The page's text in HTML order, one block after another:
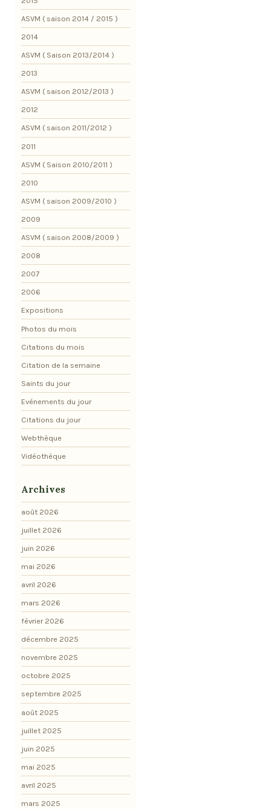
ASVM ( saison 2014 / 2015 )
2014
ASVM ( Saison 2013/2014 )
2013
ASVM ( saison 2012/2013 )
2012
ASVM ( saison 2011/2012 )
2011
ASVM ( Saison 2010/2011 )
2010
ASVM ( saison 2009/2010 )
2009
ASVM ( saison 2008/2009 )
2008
2007
2006
Expositions
Photos du mois
Citations du mois
Citation de la semaine
Saints du jour
Evénements du jour
Citations du jour
Webthèque
Vidéothèque
Archives
août 2026
juillet 2026
juin 2026
mai 2026
avril 2026
mars 2026
février 2026
décembre 2025
novembre 2025
octobre 2025
septembre 2025
août 2025
juillet 2025
juin 2025
mai 2025
avril 2025
mars 2025